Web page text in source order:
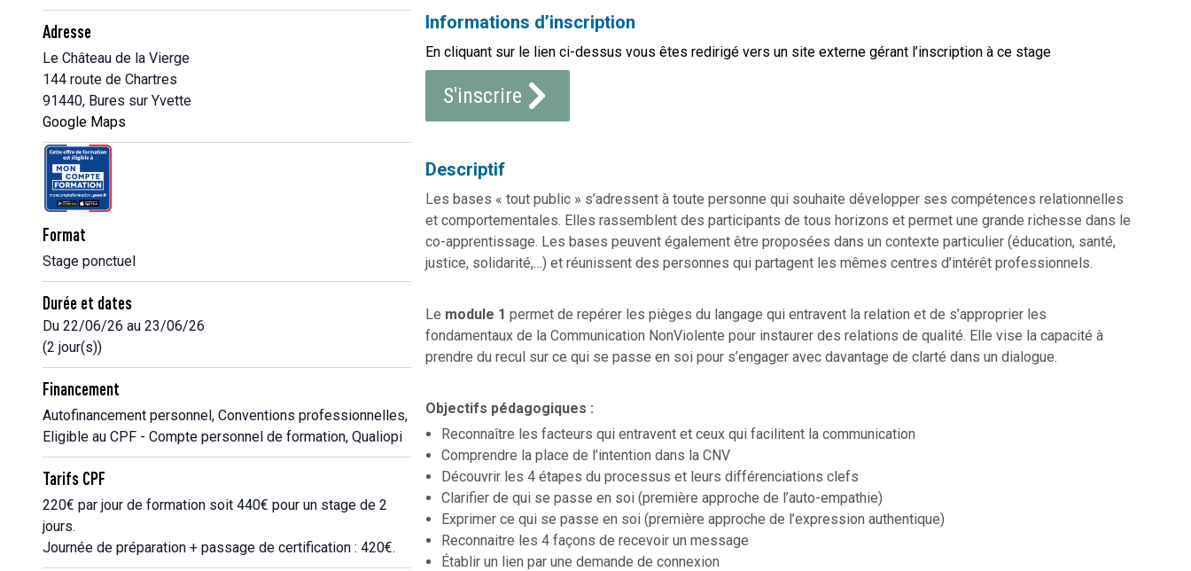
Adresse
Le Château de la Vierge
144 route de Chartres
91440, Bures sur Yvette
Google Maps
Format
Stage ponctuel
Durée et dates
Du 22/06/26 au 23/06/26
(2 jour(s))
Financement
Autofinancement personnel, Conventions professionnelles,
Eligible au CPF - Compte personnel de formation, Qualiopi
Tarifs CPF
220€ par jour de formation soit 440€ pour un stage de 2
jours.
Journée de préparation + passage de certification : 420€.
Informations d’inscription
En cliquant sur le lien ci-dessus vous êtes redirigé vers un site externe gérant l’inscription à ce stage
S'inscrire
Descriptif
Les bases « tout public » s’adressent à toute personne qui souhaite développer ses compétences relationnelles
et comportementales. Elles rassemblent des participants de tous horizons et permet une grande richesse dans le
co-apprentissage. Les bases peuvent également être proposées dans un contexte particulier (éducation, santé,
justice, solidarité,…) et réunissent des personnes qui partagent les mêmes centres d’intérêt professionnels.
Le module 1 permet de repérer les pièges du langage qui entravent la relation et de s’approprier les
fondamentaux de la Communication NonViolente pour instaurer des relations de qualité. Elle vise la capacité à
prendre du recul sur ce qui se passe en soi pour s’engager avec davantage de clarté dans un dialogue.
Objectifs pédagogiques :
Reconnaître les facteurs qui entravent et ceux qui facilitent la communication
Comprendre la place de l’intention dans la CNV
Découvrir les 4 étapes du processus et leurs différenciations clefs
Clarifier de qui se passe en soi (première approche de l’auto-empathie)
Exprimer ce qui se passe en soi (première approche de l’expression authentique)
Reconnaitre les 4 façons de recevoir un message
Établir un lien par une demande de connexion